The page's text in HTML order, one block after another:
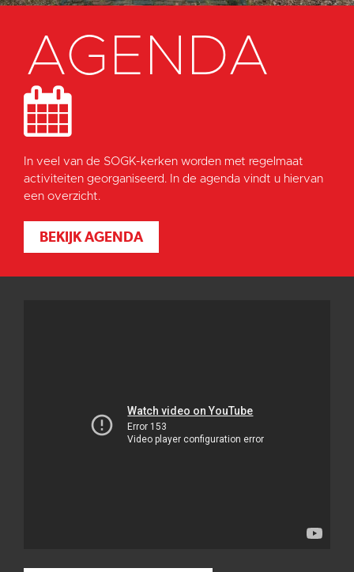
AGENDA
In veel van de SOGK-kerken worden met regelmaat
activiteiten georganiseerd. In de agenda vindt u hiervan
een overzicht.
BEKIJK AGENDA